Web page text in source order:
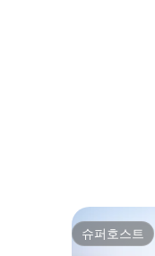
슈퍼호스트
슈퍼호스트